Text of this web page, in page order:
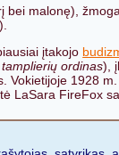
malonę),
įtakojo
ordinas),
Vokietijoje 1928
LaSara FireFox